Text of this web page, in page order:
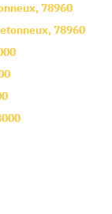
,78960
,78960